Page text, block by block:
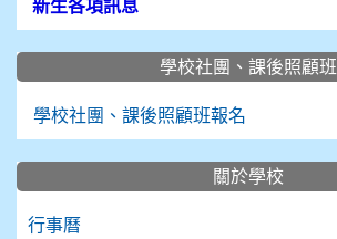
新生各項訊息
學校社團、課後照顧班
學校社團、課後照顧班報名
關於學校
行事曆